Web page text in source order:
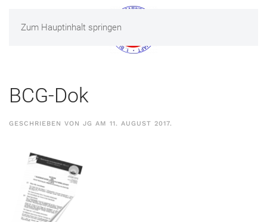
Zum Hauptinhalt springen
MENÜ
BCG-Dok
GESCHRIEBEN VON JG AM 11. AUGUST 2017.